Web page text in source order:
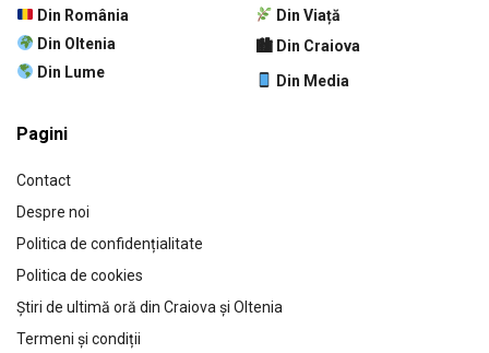
Din România
Din Oltenia
Din Lume
Din Viață
🏙 Din Craiova
Din Media
Pagini
Contact
Despre noi
Politica de confidențialitate
Politica de cookies
Știri de ultimă oră din Craiova și Oltenia
Termeni și condiții